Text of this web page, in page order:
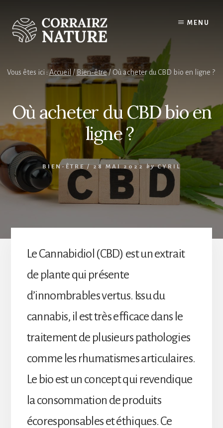
content
MENU
Vous êtes ici : Accueil / Bien-être/Où acheter du CBD bio en ligne ?
Où acheter du CBD bio en
ligne ?
BIEN-ÊTRE/ 28 MAI 2022 by CYRIL
Le Cannabidiol (CBD) est un extrait
de plante qui présente
d’innombrables vertus. Issu du
cannabis, il est très efficace dans le
traitement de plusieurs pathologies
comme les rhumatismes articulaires.
Le bio est un concept qui revendique
la consommation de produits
écoresponsables et éthiques. Ce